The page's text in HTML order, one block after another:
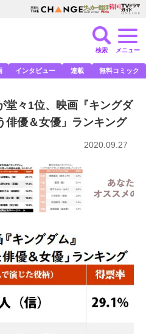
検索 メニュー
インタビュー 連載 無料コミック
堂々1位、映画『キングダ
俳優＆女優」ランキング
2020.09.27